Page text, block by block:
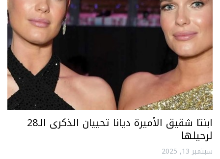
ابنتا شقيق الأميرة ديانا تحييان الذكرى الـ28
لرحيلها
سبتمبر 13, 2025